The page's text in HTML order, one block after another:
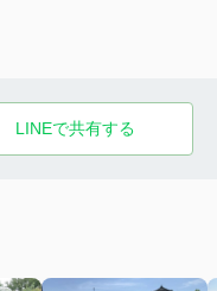
LINEで共有する